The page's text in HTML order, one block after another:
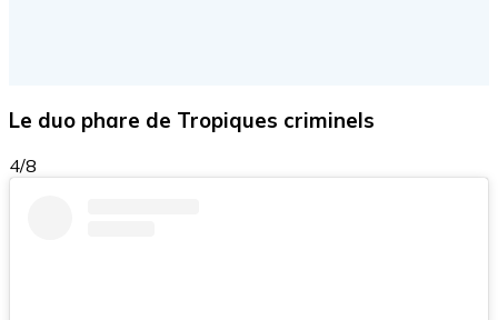
Le duo phare de Tropiques criminels
4/8